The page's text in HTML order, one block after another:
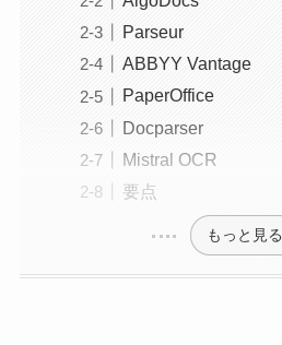
Parseur
ABBYY Vantage
PaperOffice
Docparser
Mistral OCR
要点
もっと見る